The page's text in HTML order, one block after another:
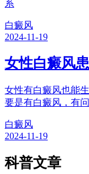
系
白癜风
2024-11-19
女性白癜风
女性有白癜风也能
要是有白癜风，有
白癜风
2024-11-19
科普文章